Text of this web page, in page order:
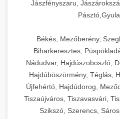
Jászfényszaru,
Békés, Mezőberény,
Biharkeresztes,
Nádudvar, Hajdúszoboszló,
Hajdúböszörmény, Téglás,
Újfehértó, Hajdúdorog,
Tiszaújváros, Tiszavasvári,
Szikszó, Szerencs,